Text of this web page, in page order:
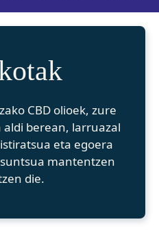
CBD olioek, zure
berean, larruazal
eta egoera
mantentzen
die.